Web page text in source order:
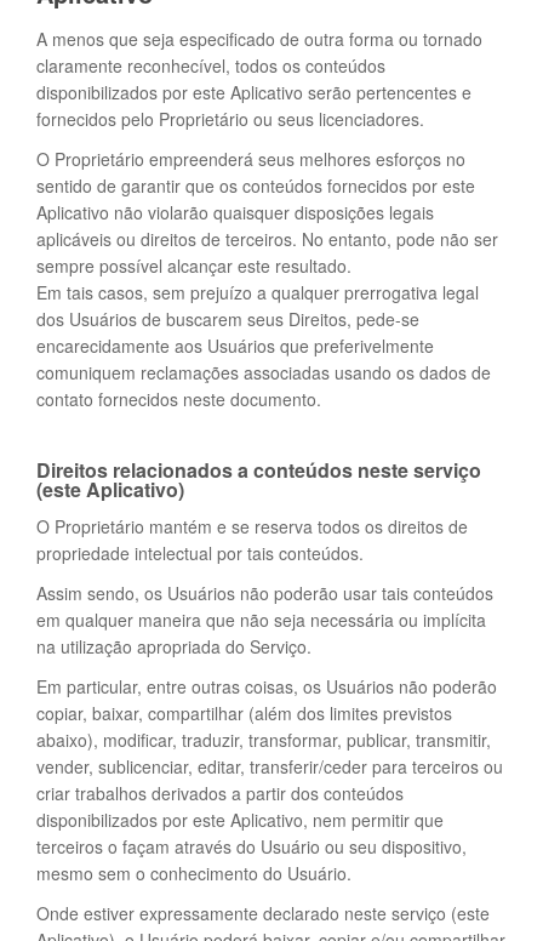
A menos que seja especificado de outra forma ou tornado
claramente reconhecível, todos os conteúdos
disponibilizados por este Aplicativo serão pertencentes e
fornecidos pelo Proprietário ou seus licenciadores.
O Proprietário empreenderá seus melhores esforços no
sentido de garantir que os conteúdos fornecidos por este
Aplicativo não violarão quaisquer disposições legais
aplicáveis ou direitos de terceiros. No entanto, pode não ser
sempre possível alcançar este resultado.
Em tais casos, sem prejuízo a qualquer prerrogativa legal
dos Usuários de buscarem seus Direitos, pede-se
encarecidamente aos Usuários que preferivelmente
comuniquem reclamações associadas usando os dados de
contato fornecidos neste documento.
Direitos relacionados a conteúdos neste serviço
(este Aplicativo)
O Proprietário mantém e se reserva todos os direitos de
propriedade intelectual por tais conteúdos.
Assim sendo, os Usuários não poderão usar tais conteúdos
em qualquer maneira que não seja necessária ou implícita
na utilização apropriada do Serviço.
Em particular, entre outras coisas, os Usuários não poderão
copiar, baixar, compartilhar (além dos limites previstos
abaixo), modificar, traduzir, transformar, publicar, transmitir,
vender, sublicenciar, editar, transferir/ceder para terceiros ou
criar trabalhos derivados a partir dos conteúdos
disponibilizados por este Aplicativo, nem permitir que
terceiros o façam através do Usuário ou seu dispositivo,
mesmo sem o conhecimento do Usuário.
Onde estiver expressamente declarado neste serviço (este